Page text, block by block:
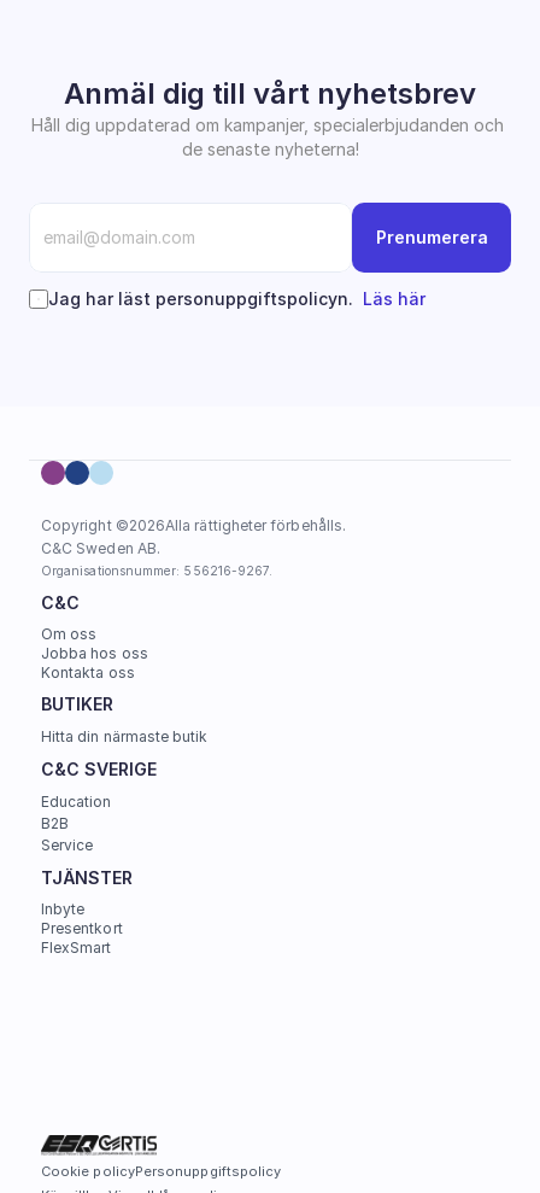
Anmäl dig till vårt nyhetsbrev
Håll dig uppdaterad om kampanjer, specialerbjudanden och
de senaste nyheterna!
Prenumerera
Jag har läst personuppgiftspolicyn. Läs här
Copyright ©2026Alla rättigheter förbehålls.
C&C Sweden AB.
Organisationsnummer: 556216-9267.
C&C
Om oss
Jobba hos oss
Kontakta oss
BUTIKER
Hitta din närmaste butik
C&C SVERIGE
Education
B2B
Service
TJÄNSTER
Inbyte
Presentkort
FlexSmart
Cookie policyPersonuppgiftspolicy